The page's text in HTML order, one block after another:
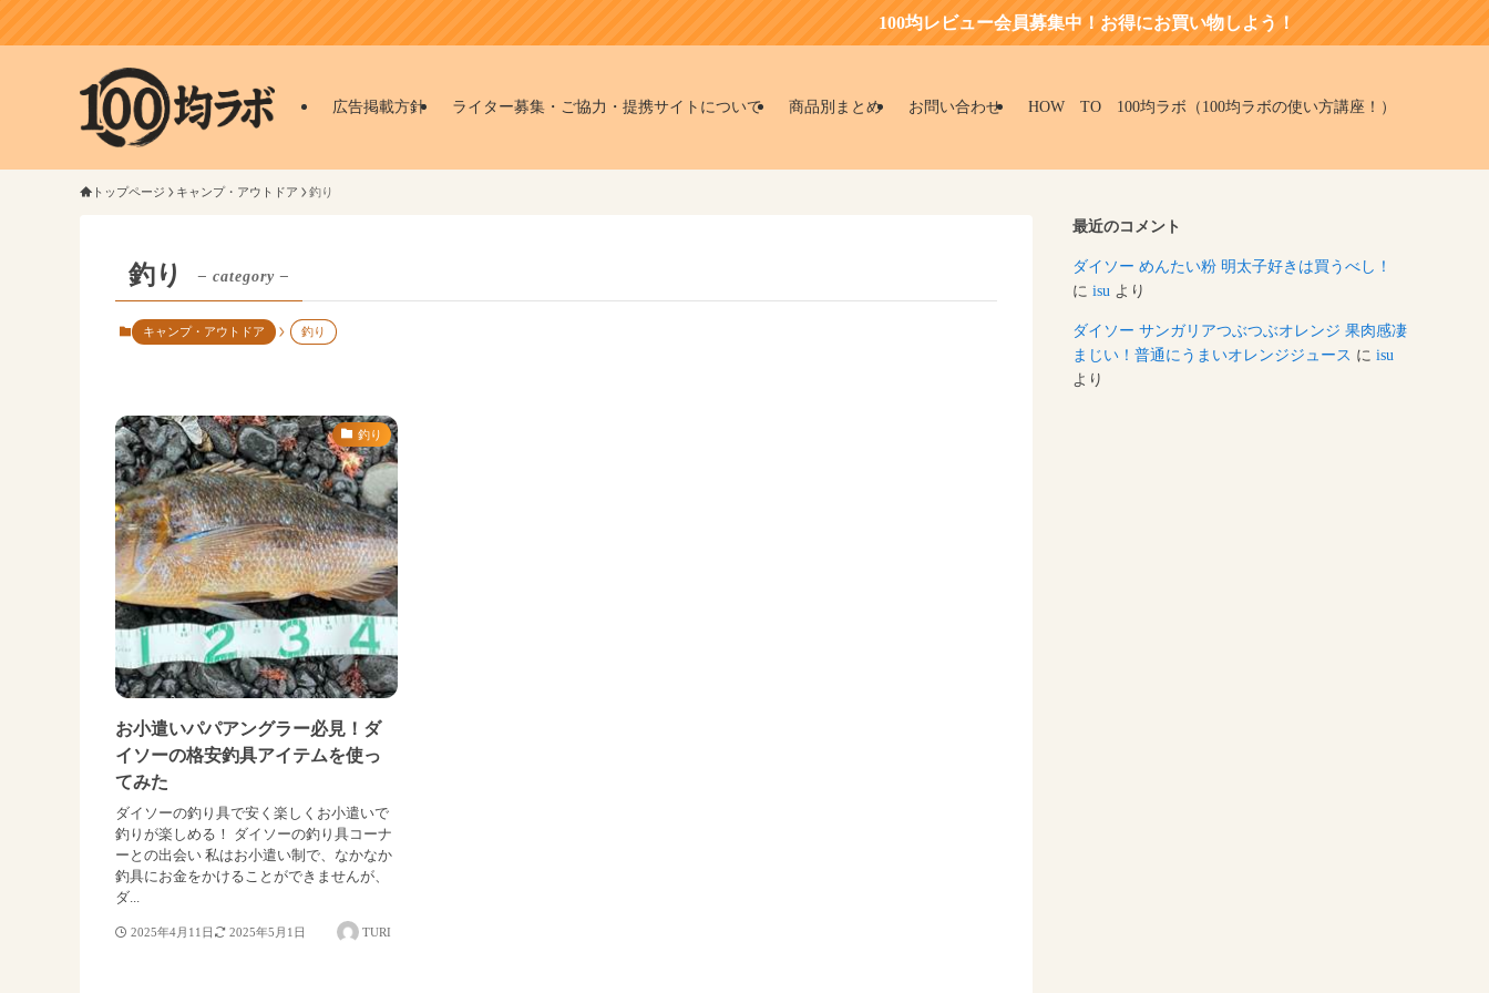
100均レビュー会員募集中！お得にお買い物しよう！
広告掲載方針 ライター募集・ご協力・提携サイトについて 商品別まとめ お問い合わせ HOW TO 100均ラボ（100均ラボの使い方講座！）
トップページ キャンプ・アウトドア 釣り
釣り – category –
キャンプ・アウトドア 釣り
釣り
お小遣いパパアングラー必見！ダ
イソーの格安釣具アイテムを使っ
てみた
ダイソーの釣り具で安く楽しくお小遣いで
釣りが楽しめる！ ダイソーの釣り具コーナ
ーとの出会い 私はお小遣い制で、なかなか
釣具にお金をかけることができませんが、
ダ...
2025年4月11日 2025年5月1日 TURI
最近のコメント
ダイソー めんたい粉 明太子好きは買うべし！
に isu より
ダイソー サンガリアつぶつぶオレンジ 果肉感凄
まじい！普通にうまいオレンジジュース に isu
より